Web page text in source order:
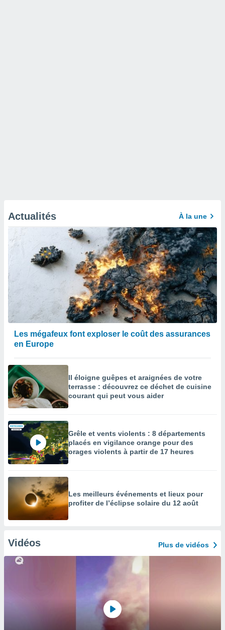
Actualités À la une
Les mégafeux font exploser le coût des assurances
en Europe
Il éloigne guêpes et araignées de votre
terrasse : découvrez ce déchet de cuisine
courant qui peut vous aider
Grêle et vents violents : 8 départements
placés en vigilance orange pour des
orages violents à partir de 17 heures
Les meilleurs événements et lieux pour
profiter de l’éclipse solaire du 12 août
Vidéos Plus de vidéos